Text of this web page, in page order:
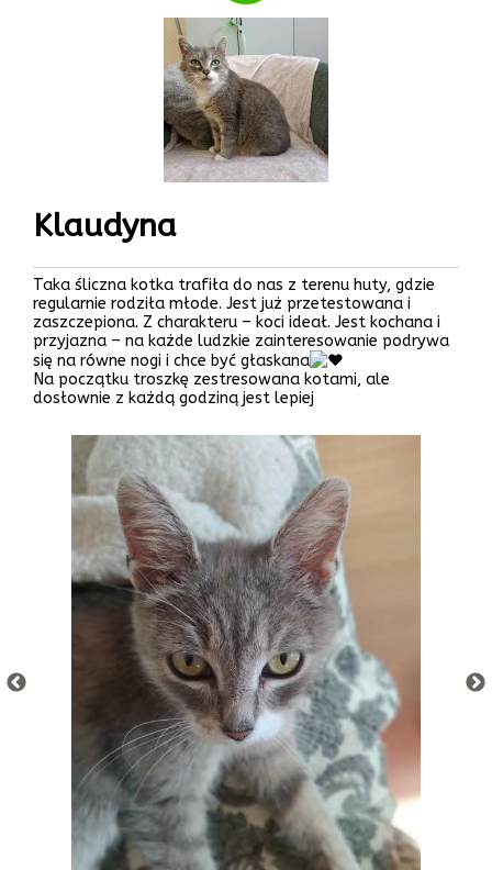
Klaudyna
Taka śliczna kotka trafiła do nas z terenu huty, gdzie
regularnie rodziła młode. Jest już przetestowana i
zaszczepiona. Z charakteru – koci ideał. Jest kochana i
przyjazna – na każde ludzkie zainteresowanie podrywa
się na równe nogi i chce być głaskana
Na początku troszkę zestresowana kotami, ale
dosłownie z każdą godziną jest lepiej